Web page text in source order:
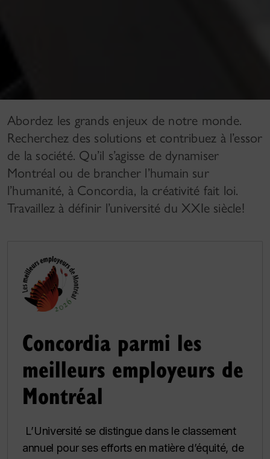
Abordez les grands enjeux de notre monde.
Recherchez des solutions et contribuez à l’essor
de la société. Qu’il s’agisse de dynamiser
Montréal ou de brancher l’humain sur
l’humanité, à Concordia, la créativité fait loi.
Travaillez à définir l’université du XXIe siècle!
Concordia parmi les
meilleurs employeurs de
Montréal
L’Université se distingue dans le classement
annuel pour ses efforts en matière d’équité, de